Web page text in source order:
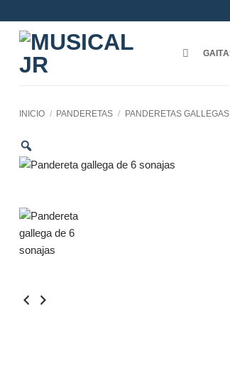
al
contenido
INICIO / PANDERETAS / PANDERETAS GALLEGAS